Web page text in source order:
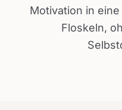
Motivation in
Floskeln,